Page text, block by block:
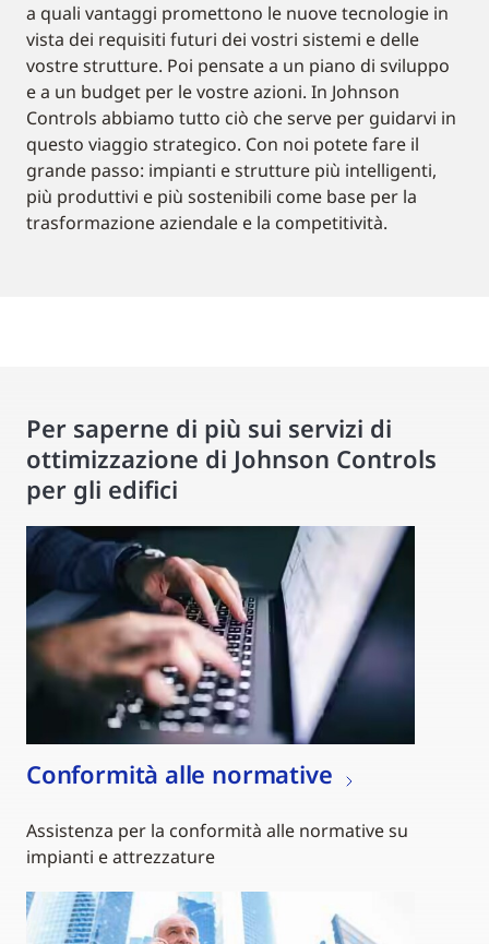
a quali vantaggi promettono le nuove tecnologie in
vista dei requisiti futuri dei vostri sistemi e delle
vostre strutture. Poi pensate a un piano di sviluppo
e a un budget per le vostre azioni. In Johnson
Controls abbiamo tutto ciò che serve per guidarvi in
questo viaggio strategico. Con noi potete fare il
grande passo: impianti e strutture più intelligenti,
più produttivi e più sostenibili come base per la
trasformazione aziendale e la competitività.
Per saperne di più sui servizi di
ottimizzazione di Johnson Controls
per gli edifici
Conformità alle normative
Assistenza per la conformità alle normative su
impianti e attrezzature